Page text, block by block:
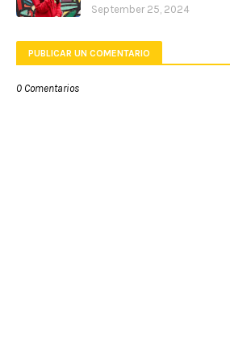
September 25, 2024
PUBLICAR UN COMENTARIO
0 Comentarios